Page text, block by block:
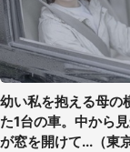
幼い私を抱える母の
た1台の車。中から
が窓を開けて...（東